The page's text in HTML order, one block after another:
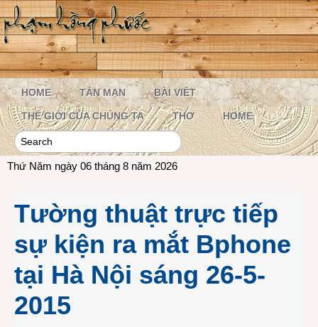
HOME TẢN MẠN BÀI VIẾT
THẾ GIỚI CỦA CHÚNG TA THƠ HOME
Thứ Năm ngày 06 tháng 8 năm 2026
Tường thuật trực tiếp
sự kiện ra mắt Bphone
tại Hà Nội sáng 26-5-
2015